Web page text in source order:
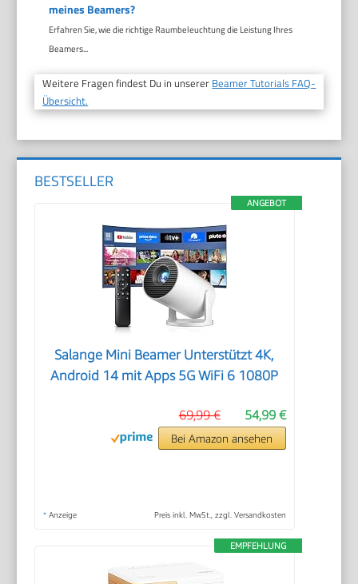
meines Beamers?
Erfahren Sie, wie die richtige Raumbeleuchtung die Leistung Ihres
Beamers...
Weitere Fragen findest Du in unserer Beamer Tutorials FAQ-
Übersicht.
BESTSELLER
ANGEBOT
Salange Mini Beamer Unterstützt 4K,
Android 14 mit Apps 5G WiFi 6 1080P
54,99 €
69,99 €
Bei Amazon ansehen
* Anzeige Preis inkl. MwSt., zzgl. Versandkosten
EMPFEHLUNG